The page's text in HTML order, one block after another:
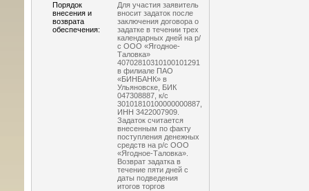
Порядок
внесения и
возврата
обеспечения:
Для участия заявитель
вносит задаток после
заключения договора о
задатке в течении трех
календарных дней на р/
с ООО «Ягодное-
Таловка»
40702810310100101291
в филиале ПАО
«БИНБАНК» в
Ульяновске, БИК
047308887, к/с
30101810100000000887,
ИНН 3422007909.
Задаток считается
внесенным по факту
поступления денежных
средств на р/с ООО
«Ягодное-Таловка».
Возврат задатка в
течение пяти дней с
даты подведения
итогов торгов